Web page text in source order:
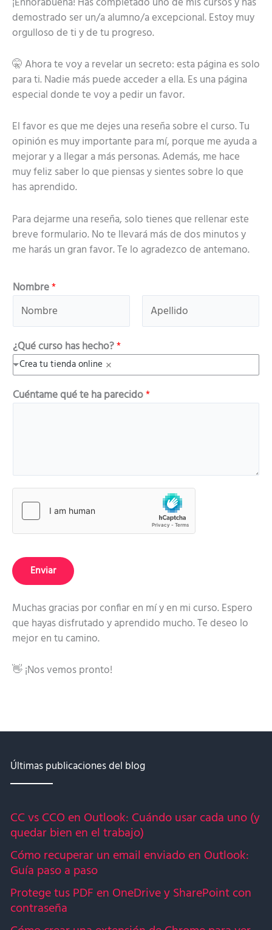
demostrado ser un/a alumno/a excepcional. Estoy muy
orgulloso de ti y de tu progreso.
🤫 Ahora te voy a revelar un secreto: esta página es solo
para ti. Nadie más puede acceder a ella. Es una página
especial donde te voy a pedir un favor.
El favor es que me dejes una reseña sobre el curso. Tu
opinión es muy importante para mí, porque me ayuda a
mejorar y a llegar a más personas. Además, me hace
muy feliz saber lo que piensas y sientes sobre lo que
has aprendido.
Para dejarme una reseña, solo tienes que rellenar este
breve formulario. No te llevará más de dos minutos y
me harás un gran favor. Te lo agradezco de antemano.
Nombre*
o
m
b
r
l
l
¿Qué curso has hecho?*
Crea tu tienda online
h
e
¿
Q
u
é
Cuéntame qué te ha parecido*
Enviar
Muchas gracias por confiar en mí y en mi curso. Espero
que hayas disfrutado y aprendido mucho. Te deseo lo
mejor en tu camino.
👋 ¡Nos vemos pronto!
Últimas publicaciones del blog
CC vs CCO en Outlook: Cuándo usar cada uno (y
quedar bien en el trabajo)
Cómo recuperar un email enviado en Outlook:
Guía paso a paso
Protege tus PDF en OneDrive y SharePoint con
contraseña